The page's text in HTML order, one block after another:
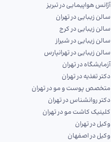
آژانس هواپیمایی در تبریز
سالن زیبایی در تهران
سالن زیبایی در کرج
سالن زیبایی در شیراز
سالن زیبایی در تهرانپارس
آزمایشگاه در تهران
دکتر تغذیه در تهران
متخصص پوست و مو در تهران
دکتر روانشناس در تهران
کلینیک کاشت مو در تهران
وکیل در تهران
وکیل در اصفهان